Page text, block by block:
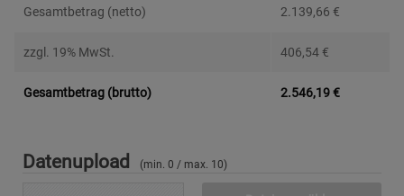
Gesamtbetrag (netto) 2.139,66 €
zzgl. 19% MwSt. 406,54€
Gesamtbetrag (brutto) 2.546,19€
Datenupload (min. 0 / max. 10)